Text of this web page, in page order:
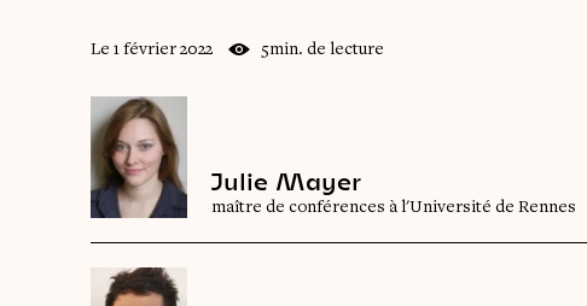
Le 1 février 2022 5min. de lecture
Julie Mayer
maître de conférences à l'Université de Rennes